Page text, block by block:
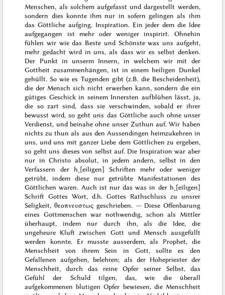
Menschen, als solchem aufgefasst und dargestellt werden,
sondern dies konnte ihm nur in sofern gelingen als ihm
das Göttliche aufging. Inspiration. Ein jeder dem die Idee
aufgegangen ist mehr oder weniger inspirirt. Ohnehin
fühlen wir wie das Beste und Schönste was uns aufgeht,
mehr gedacht wird in uns, als dass wir es selbst denken.
Der Punkt in unserm Innern, in welchem wir mit der
Gottheit zusammenhängen, ist in einem heiligen Dunkel
gehüllt. So wie es Tugenden gibt (z.B. die Bescheidenheit),
die der Mensch sich nicht erwerben kann, sondern die ein
gütiges Geschick in seinem Innersten aufblühen lässt, ja,
die so zart sind, dass sie verschwinden, sobald er ihrer
bewusst wird, so geht uns das Göttliche auch ohne unser
Verdienst, und beinahe ohne unser Zuthun auf. Wir haben
nichts zu thun als aus den Aussendingen heimzukehren in
uns, und uns mit ganzer Liebe dem Göttlichen zu ergeben,
so geht uns dieses von selbst auf. Die Inspiration war aber
nur in Christo absolut, in jedem andern, selbst in den
Verfassern der h˖[eiligen] Schriften mehr oder weniger
getrübt, indem diese nur getrübte Manifestationen des
Göttlichen waren. Auch ist nur das was in der h˖[eiligen]
Schrift Gottes Wort, d.h. Gottes Rathschluss zu unsrer
Seligkeit,θεοπνευστως geschrieben. — Diese Offenbarung
eines Gottmenschen war nothwendig, schon als Mittler
überhaupt, indem nur durch ihn, als die Idee, die
ungeheure Kluft zwischen Gott und Mensch ausgefüllt
werden konnte. Er musste ausserdem, als Prophet, die
Menschheit von ihrem Sein in Gott, sollte es den
Gefallenen aufgehen, belehren; als der Hohepriester der
Menschheit, durch das reine Opfer seiner Selbst, das
Gefühl der Schuld tilgen, das, wie die überall
aufgekommenen blutigen Opfer bewiesen, die Menschheit